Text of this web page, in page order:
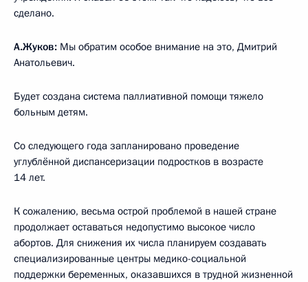
сделано.
А.Жуков: Мы обратим особое внимание на это, Дмитрий
Анатольевич.
Будет создана система паллиативной помощи тяжело
больным детям.
Со следующего года запланировано проведение
углублённой диспансеризации подростков в возрасте
14 лет.
К сожалению, весьма острой проблемой в нашей стране
продолжает оставаться недопустимо высокое число
абортов. Для снижения их числа планируем создавать
специализированные центры медико-социальной
поддержки беременных, оказавшихся в трудной жизненной